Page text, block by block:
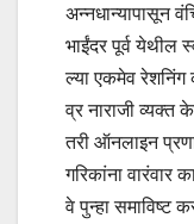
अन्नधान्यापासून
भाईंदर पूर्व येथील
ल्या एकमेव रेशनिंग
व्र नाराजी व्यक्त
तरी ऑनलाइन
गरिकांना वारंवार
वे पुन्हा समाविष्ट